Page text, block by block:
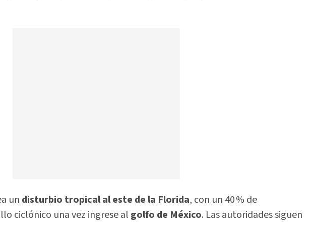
un disturbio tropical al este de la Florida, con un 40 % de
ciclónico una vez ingrese al golfo de México. Las autoridades siguen